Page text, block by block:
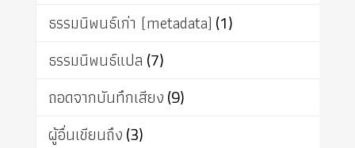
ธรรมนิพนธ์เก่า (metadata) (1)
ธรรมนิพนธ์แปล (7)
ถอดจากบันทึกเสียง(9)
ผู้อื่นเขียนถึง(3)